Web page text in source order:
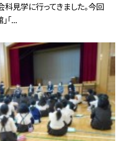
見学に行ってきました。今回
「...